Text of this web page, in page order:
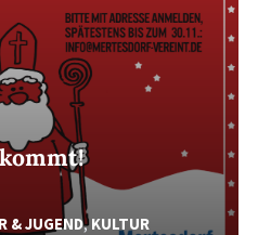
& JUGEND,KULTUR